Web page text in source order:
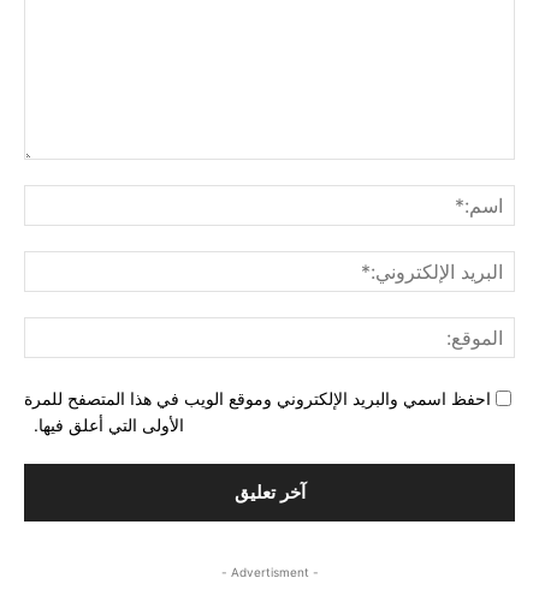
احفظ اسمي والبريد الإلكتروني وموقع الويب في هذا المتصفح للمرة
الأولى التي أعلق فيها.
- Advertisment -